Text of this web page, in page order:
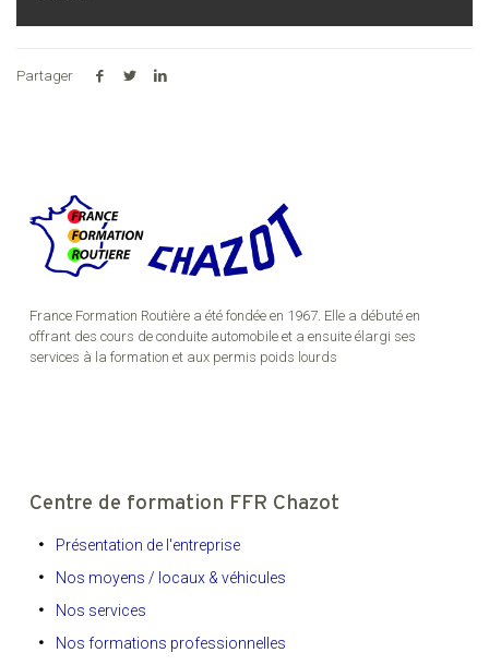
Partager
France Formation Routière a été fondée en 1967. Elle a débuté en
offrant des cours de conduite automobile et a ensuite élargi ses
services à la formation et aux permis poids lourds
Centre de formation FFR Chazot
Présentation de l'entreprise
Nos moyens / locaux & véhicules
Nos services
Nos formations professionnelles